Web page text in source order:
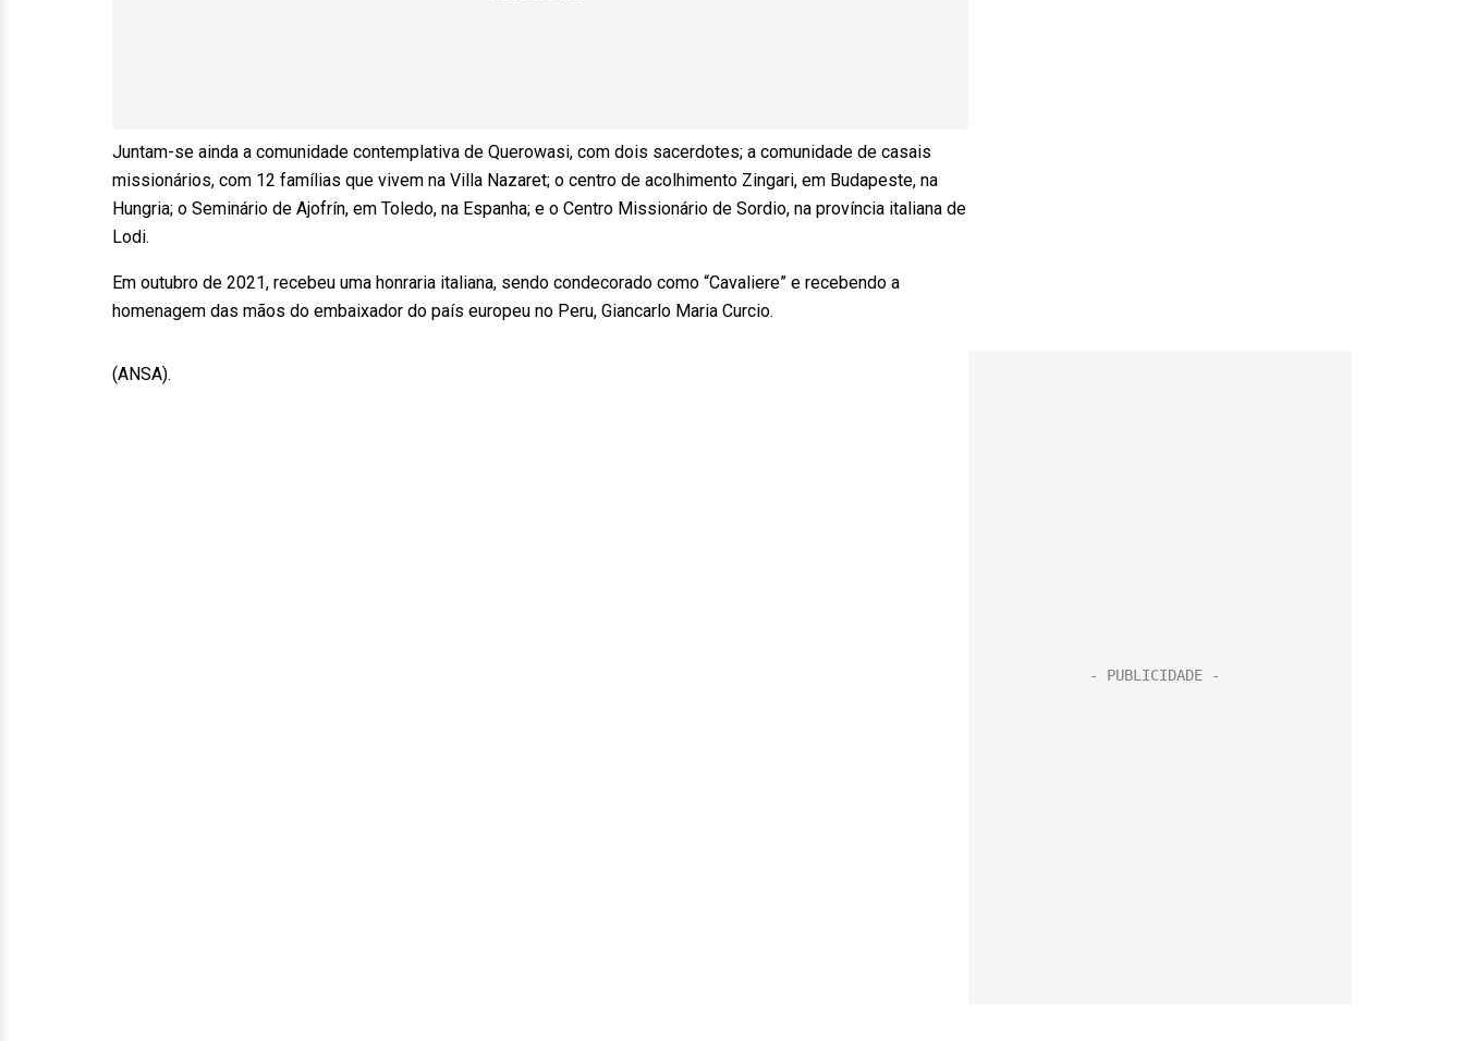
Juntam-se ainda a comunidade contemplativa de Querowasi, com dois sacerdotes; a comunidade de casais
missionários, com 12 famílias que vivem na Villa Nazaret; o centro de acolhimento Zingari, em Budapeste, na
Hungria; o Seminário de Ajofrín, em Toledo, na Espanha; e o Centro Missionário de Sordio, na província italiana de
Lodi.
Em outubro de 2021, recebeu uma honraria italiana, sendo condecorado como “Cavaliere” e recebendo a
homenagem das mãos do embaixador do país europeu no Peru, Giancarlo Maria Curcio.
(ANSA).